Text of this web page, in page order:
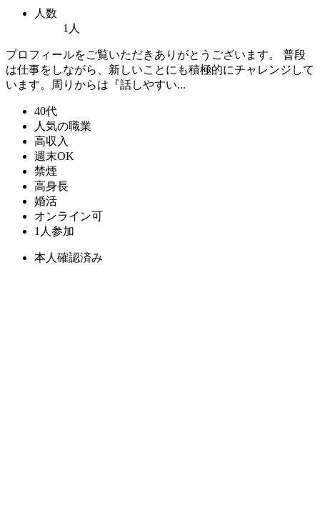
人数
1人
プロフィールをご覧いただきありがとうございます。 普段
は仕事をしながら、新しいことにも積極的にチャレンジして
います。周りからは『話しやすい...
40代
人気の職業
高収入
週末OK
禁煙
高身長
婚活
オンライン可
1人参加
本人確認済み